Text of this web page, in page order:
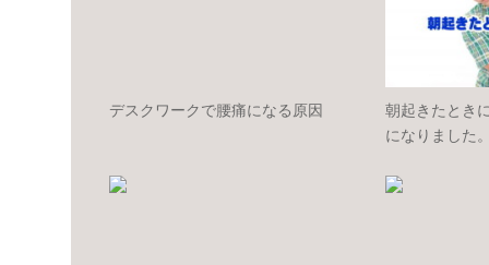
デスクワークで腰痛になる原因
朝起きたとき
になりました